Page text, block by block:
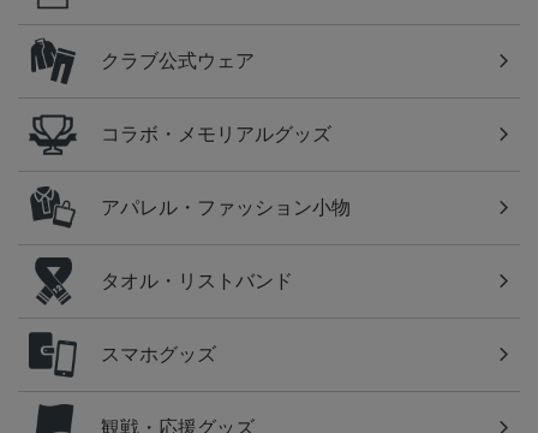
クラブ公式ウェア
コラボ・メモリアルグッズ
アパレル・ファッション小物
タオル・リストバンド
スマホグッズ
観戦・応援グッズ